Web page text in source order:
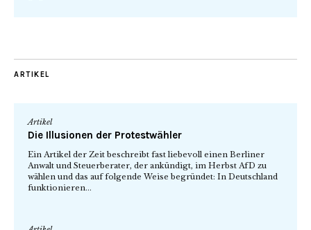
ARTIKEL
Artikel
Die Illusionen der Protestwähler
Ein Artikel der Zeit beschreibt fast liebevoll einen Berliner
Anwalt und Steuerberater, der ankündigt, im Herbst AfD zu
wählen und das auf folgende Weise begründet: In Deutschland
funktionieren...